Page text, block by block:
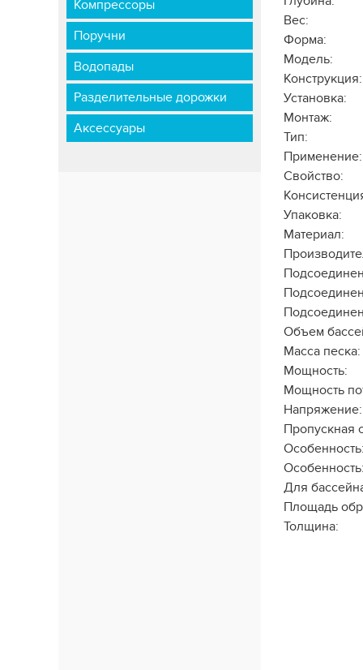
Компрессоры
Поручни
Водопады
Разделительные дорожки
Аксессуары
Вес:
Форма:
Модель:
Конструкция:
Установка:
Монтаж:
Тип:
Применение:
Свойство:
Упаковка:
Материал:
Объем
Масса песка:
Мощность:
Мощность
Напряжение:
Пропускная
Особенность:
Особенность:
Для
Площадь
Толщина: